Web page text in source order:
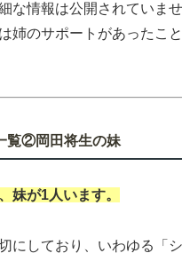
な情報は公開されていま
姉のサポートがあったこ
覧②岡田将生の妹
妹が1人います。
にしており、いわゆる「